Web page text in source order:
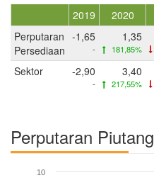
2019 2020
Perputaran
Persediaan
-1,65
-
1,35
181,85%
Sektor -2,90
-
3,40
217,55%
Perputaran Piutang
10